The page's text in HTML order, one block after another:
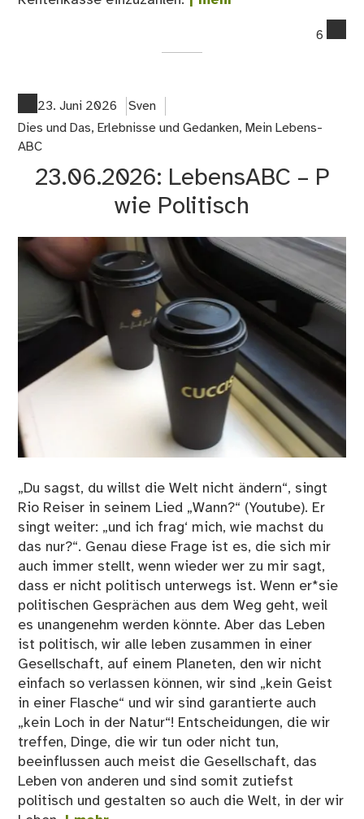
6
23. Juni 2026
Sven
Dies und Das, Erlebnisse und Gedanken, Mein Lebens-
ABC
23.06.2026: LebensABC – P
wie Politisch
„Du sagst, du willst die Welt nicht ändern“, singt
Rio Reiser in seinem Lied „Wann?“ (Youtube). Er
singt weiter: „und ich frag‘ mich, wie machst du
das nur?“. Genau diese Frage ist es, die sich mir
auch immer stellt, wenn wieder wer zu mir sagt,
dass er nicht politisch unterwegs ist. Wenn er*sie
politischen Gesprächen aus dem Weg geht, weil
es unangenehm werden könnte. Aber das Leben
ist politisch, wir alle leben zusammen in einer
Gesellschaft, auf einem Planeten, den wir nicht
einfach so verlassen können, wir sind „kein Geist
in einer Flasche“ und wir sind garantierte auch
„kein Loch in der Natur“! Entscheidungen, die wir
treffen, Dinge, die wir tun oder nicht tun,
beeinflussen auch meist die Gesellschaft, das
Leben von anderen und sind somit zutiefst
politisch und gestalten so auch die Welt, in der wir